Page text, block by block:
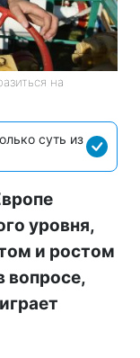
на
суть из
уровня,
и ростом
вопросе,